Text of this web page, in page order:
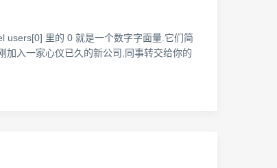
users[0] 里的 0 就是一个数字字面量.它们简
加入一家心仪已久的新公司,同事转交给你的